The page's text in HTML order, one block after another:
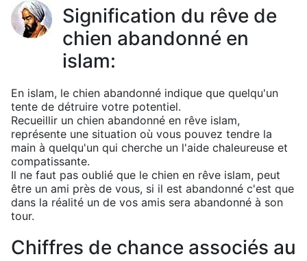
Signification du rêve de
chien abandonné en
islam:
En islam, le chien abandonné indique que quelqu'un
tente de détruire votre potentiel.
Recueillir un chien abandonné en rêve islam,
représente une situation où vous pouvez tendre la
main à quelqu'un qui cherche un l'aide chaleureuse et
compatissante.
Il ne faut pas oublié que le chien en rêve islam, peut
être un ami près de vous, si il est abandonné c'est que
dans la réalité un de vos amis sera abandonné à son
tour.
Chiffres de chance associés au